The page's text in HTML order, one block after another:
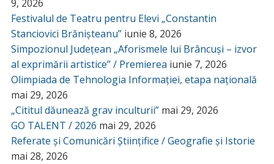
9, 2026
Festivalul de Teatru pentru Elevi „Constantin
Stanciovici Brănișteanu” iunie 8, 2026
Simpozionul Județean „Aforismele lui Brâncuși – izvor
al exprimării artistice” / Premierea iunie 7, 2026
Olimpiada de Tehnologia Informației, etapa națională
mai 29, 2026
„Cititul dăunează grav inculturii” mai 29, 2026
GO TALENT / 2026 mai 29, 2026
Referate și Comunicări Științifice / Geografie și Istorie
mai 28, 2026